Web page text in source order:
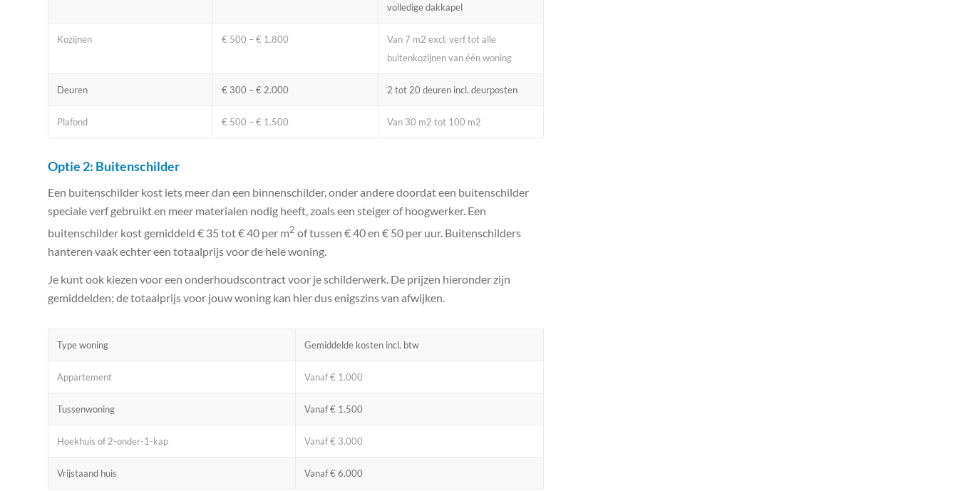
volledige dakkapel
Kozijnen € 500 – € 1.800
Van 7 m2 excl. verf tot alle
buitenkozijnen van één woning
Deuren € 300 – € 2.000 2 tot 20 deuren incl. deurposten
Plafond € 500 – € 1.500 Van 30 m2 tot 100 m2
Optie 2: Buitenschilder
Een buitenschilder kost iets meer dan een binnenschilder, onder andere doordat een buitenschilder
speciale verf gebruikt en meer materialen nodig heeft, zoals een steiger of hoogwerker. Een
buitenschilder kost gemiddeld € 35 tot € 40 per m2 of tussen € 40 en € 50 per uur. Buitenschilders
hanteren vaak echter een totaalprijs voor de hele woning.
Je kunt ook kiezen voor een onderhoudscontract voor je schilderwerk. De prijzen hieronder zijn
gemiddelden; de totaalprijs voor jouw woning kan hier dus enigszins van afwijken.
Type woning Gemiddelde kosten incl. btw
Appartement Vanaf € 1.000
Tussenwoning Vanaf € 1.500
Hoekhuis of 2-onder-1-kap Vanaf € 3.000
Vrijstaand huis Vanaf € 6.000